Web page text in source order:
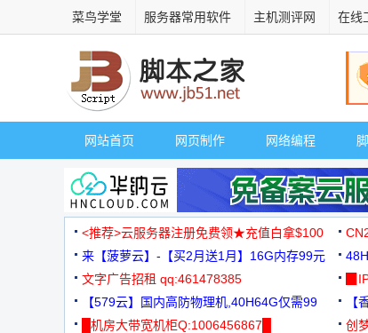
菜鸟学堂 服务器常用软件 主机测评网 在线
网站首页 网页制作 网络编程
<推荐>云服务器注册免费领★充值白拿$100
来【菠萝云】-【买2月送1月】16G内存99元
文字广告招租 qq:461478385
【579云】国内高防物理机,40H64G仅需99
元
【
█机房大带宽机柜Q:1006456867█
创